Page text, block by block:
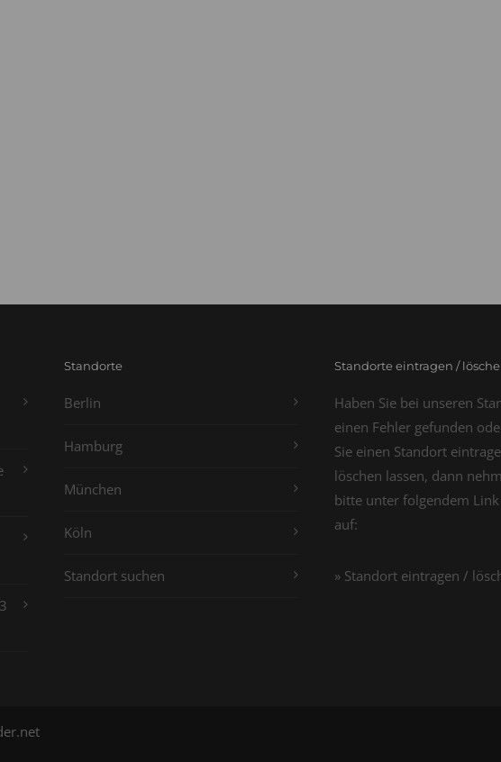
Standorte
Berlin
Hamburg
München
Köln
Standort suchen
Standorte eintragen /
Haben Sie bei unseren
einen Fehler gefunden
Sie einen Standort
löschen lassen, dann
bitte unter folgendem
auf:
» Standort eintragen /